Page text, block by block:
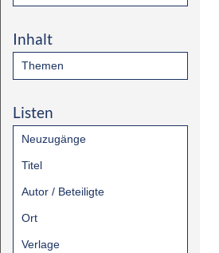
Inhalt
Themen
Listen
Neuzugänge
Titel
Autor / Beteiligte
Ort
Verlage